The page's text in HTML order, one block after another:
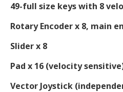
49-full size keys with 8
Rotary Encoder x 8, main
Slider x 8
Pad x 16 (velocity
Vector Joystick